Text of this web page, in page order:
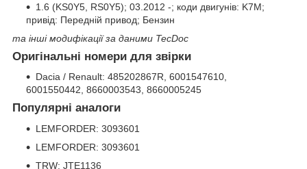
1.6 (KS0Y5, RS0Y5); 03.2012 -; коди двигунів: K7M;
привід: Передній привод; Бензин
та інші модифікації за даними TecDoc
Оригінальні номери для звірки
Dacia / Renault: 485202867R, 6001547610,
6001550442, 8660003543, 8660005245
Популярні аналоги
LEMFORDER: 3093601
LEMFORDER: 3093601
TRW: JTE1136